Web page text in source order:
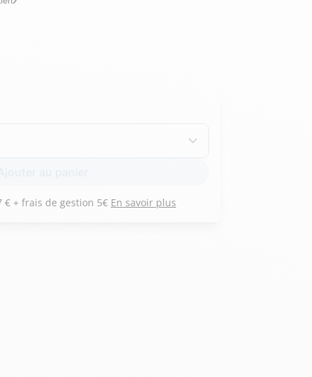
de l'espace
Payez 3 versements de 137 € + frais de gestion 5€ En savoir plus